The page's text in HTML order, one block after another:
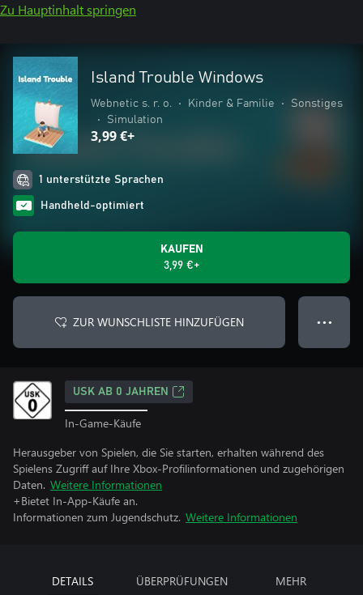
Zu Hauptinhalt springen
Island Trouble Windows
Webnetic s. r. o. • Kinder & Familie •
Sonstiges
•
Simulation
3,99 €+
1 unterstützte Sprachen
Handheld-optimiert
KAUFEN
3,99 €+
ZUR WUNSCHLISTE HINZUFÜGEN ● ● ●
USK AB 0 JAHREN
In-Game-Käufe
Herausgeber von Spielen, die Sie starten, erhalten während des
Spielens Zugriff auf Ihre Xbox-Profilinformationen und zugehörigen
Daten. Weitere Informationen
+Bietet In-App-Käufe an.
Informationen zum Jugendschutz. Weitere Informationen
DETAILS ÜBERPRÜFUNGEN MEHR